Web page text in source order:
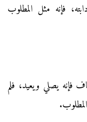
فإنه مثل المطلوب
يصلي ويعيد، فلم